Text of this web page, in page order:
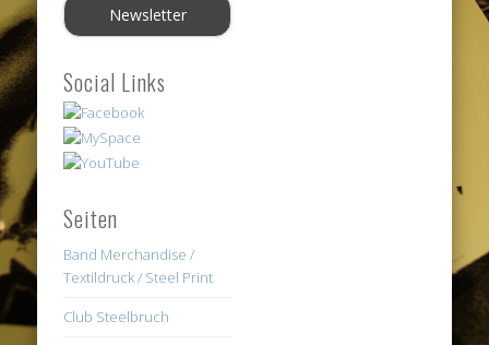
Social Links
Seiten
Band Merchandise /
Textildruck / Steel Print
Club Steelbruch